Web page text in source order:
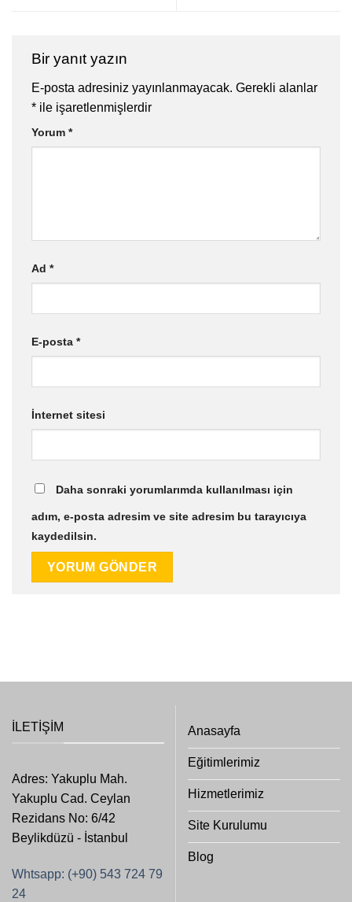
Bir yanıt yazın
E-posta adresiniz yayınlanmayacak. Gerekli alanlar
* ile işaretlenmişlerdir
Yorum *
Ad *
E-posta *
İnternet sitesi
Daha sonraki yorumlarımda kullanılması için
adım, e-posta adresim ve site adresim bu tarayıcıya
kaydedilsin.
İLETIŞIM
Adres: Yakuplu Mah.
Yakuplu Cad. Ceylan
Rezidans No: 6/42
Beylikdüzü - İstanbul
Whtsapp: (+90) 543 724 79
24
Anasayfa
Eğitimlerimiz
Hizmetlerimiz
Site Kurulumu
Blog